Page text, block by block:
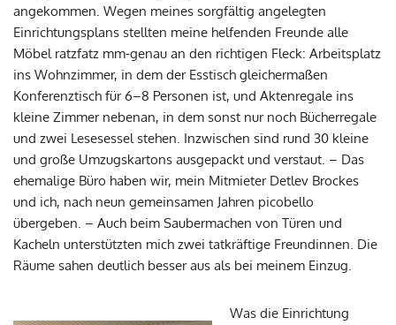
angekommen. Wegen meines sorgfältig angelegten
Einrichtungsplans stellten meine helfenden Freunde alle
Möbel ratzfatz mm-genau an den richtigen Fleck: Arbeitsplatz
ins Wohnzimmer, in dem der Esstisch gleichermaßen
Konferenztisch für 6–8 Personen ist, und Aktenregale ins
kleine Zimmer nebenan, in dem sonst nur noch Bücherregale
und zwei Lesesessel stehen. Inzwischen sind rund 30 kleine
und große Umzugskartons ausgepackt und verstaut. – Das
ehemalige Büro haben wir, mein Mitmieter Detlev Brockes
und ich, nach neun gemeinsamen Jahren picobello
übergeben. – Auch beim Saubermachen von Türen und
Kacheln unterstützten mich zwei tatkräftige Freundinnen. Die
Räume sahen deutlich besser aus als bei meinem Einzug.
Was die Einrichtung